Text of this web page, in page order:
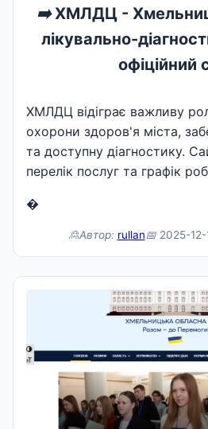
➡️ХМЛДЦ -
лікувально-
офіційний
ХМЛДЦ відіграє важливу
охорони здоров'я міста,
та доступну діагностику.
перелік послуг та графік
�
🙎Автор: rullan📅2025-12-